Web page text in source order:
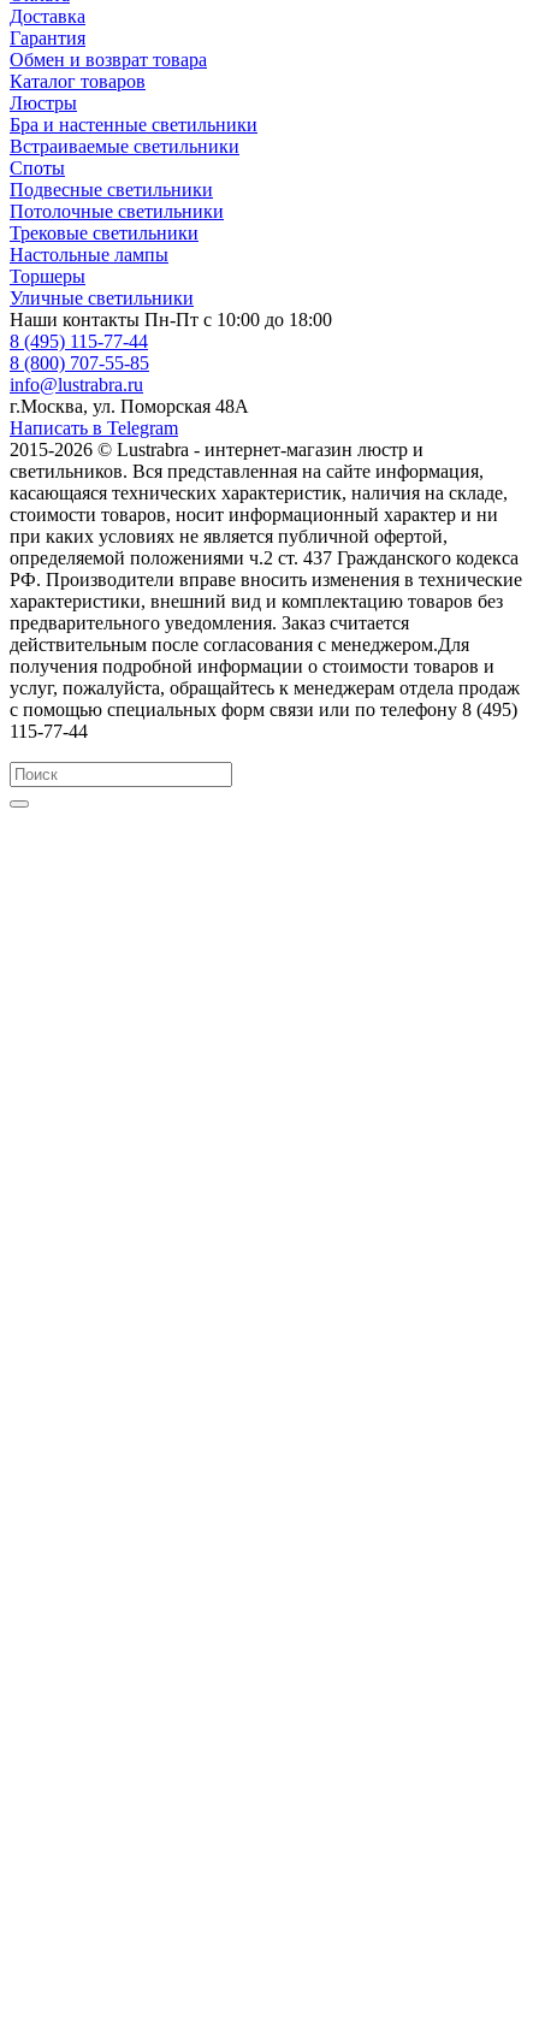
Доставка
Гарантия
Обмен и возврат товара
Каталог товаров
Люстры
Бра и настенные светильники
Встраиваемые светильники
Споты
Подвесные светильники
Потолочные светильники
Трековые светильники
Настольные лампы
Торшеры
Уличные светильники
Наши контакты Пн-Пт с 10:00 до 18:00
8 (495) 115-77-44
8 (800) 707-55-85
info@lustrabra.ru
г.Москва, ул. Поморская 48А
Написать в Telegram
2015-2026 © Lustrabra - интернет-магазин люстр и
светильников. Вся представленная на сайте информация,
касающаяся технических характеристик, наличия на складе,
стоимости товаров, носит информационный характер и ни
при каких условиях не является публичной офертой,
определяемой положениями ч.2 ст. 437 Гражданского кодекса
РФ. Производители вправе вносить изменения в технические
характеристики, внешний вид и комплектацию товаров без
предварительного уведомления. Заказ считается
действительным после согласования с менеджером.Для
получения подробной информации о стоимости товаров и
услуг, пожалуйста, обращайтесь к менеджерам отдела продаж
с помощью специальных форм связи или по телефону 8 (495)
115-77-44